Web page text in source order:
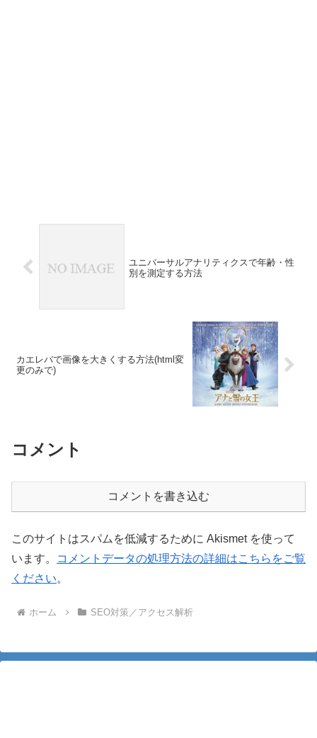
ユニバーサルアナリティクスで年齢・性
別を測定する方法
カエレバで画像を大きくする方法(html変
更のみで)
コメント
コメントを書き込む
このサイトはスパムを低減するために Akismet を使って
います。
コメントデータの処理方法の詳細はこちらをご覧
ください。
ホーム SEO対策／アクセス解析